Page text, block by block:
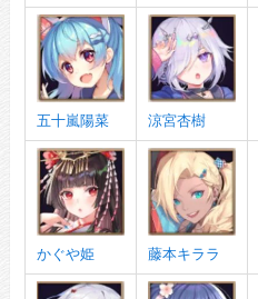
五十嵐陽菜 涼宮杏樹
かぐや姫 藤本キララ